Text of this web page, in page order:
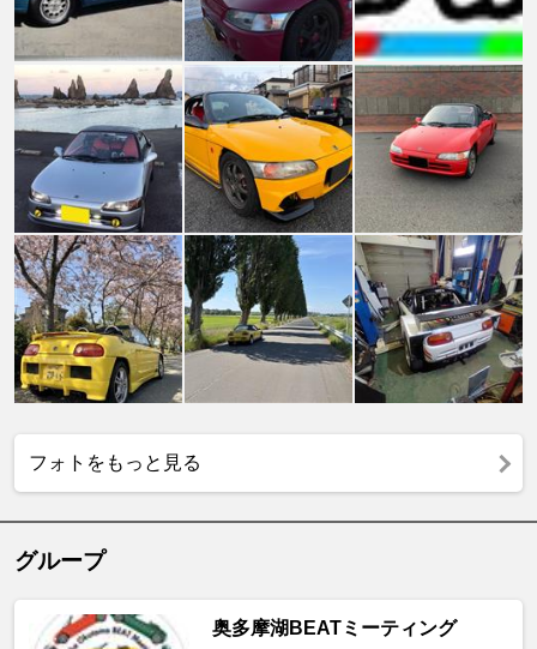
フォトをもっと見る
グループ
奥多摩湖BEATミーティング